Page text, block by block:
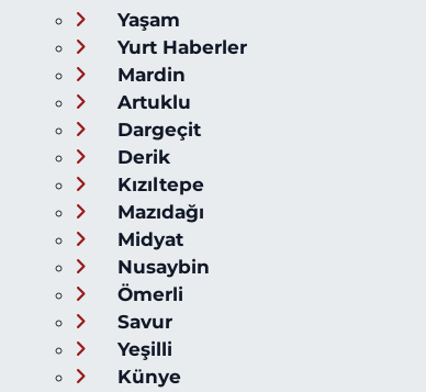
Yaşam
Yurt Haberler
Mardin
Artuklu
Dargeçit
Derik
Kızıltepe
Mazıdağı
Midyat
Nusaybin
Ömerli
Savur
Yeşilli
Künye